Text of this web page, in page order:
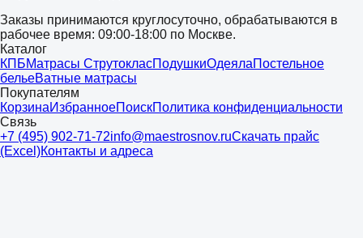
Заказы принимаются круглосуточно, обрабатываются в
рабочее время: 09:00-18:00 по Москве.
Каталог
КПБМатрасы СтрутокласПодушкиОдеялаПостельное
бельеВатные матрасы
Покупателям
КорзинаИзбранноеПоискПолитика конфиденциальности
Связь
+7 (495) 902-71-72info@maestrosnov.ruСкачать прайс
(Excel)Контакты и адреса